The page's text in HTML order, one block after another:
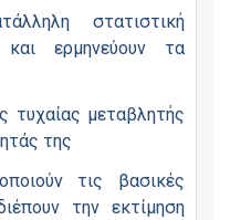
στατιστική
και ερμηνεύουν τα
τυχαίας μεταβλητής
της
τις βασικές
την εκτίμηση